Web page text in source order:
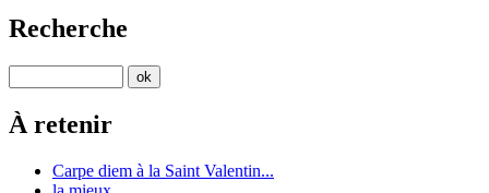
Recherche
À retenir
Carpe diem à la Saint Valentin...